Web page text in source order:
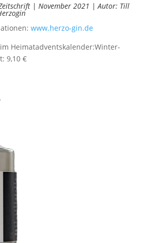
| November 2021 | Autor: Till
www.herzo-gin.de
Heimatadventskalender:Winter-
9,10 €